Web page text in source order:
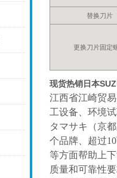
替换刀片
更换刀片固定
现货热销日本
江西省江崎贸
工设备、环境
タマサキ（京
个品牌、超过
等方面帮助上
质量和可靠性